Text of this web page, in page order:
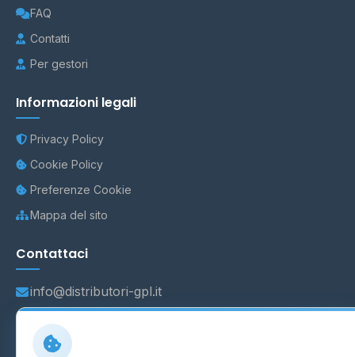
FAQ
Contatti
Per gestori
Informazioni legali
Privacy Policy
Cookie Policy
Preferenze Cookie
Mappa del sito
Contattaci
info@distributori-gpl.it